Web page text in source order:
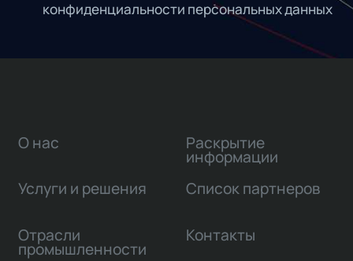
конфиденциальности персональных данных
О нас
Услуги и решения
Отрасли
промышленности
Раскрытие
информации
Список партнеров
Контакты